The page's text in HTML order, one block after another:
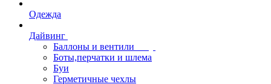
Одежда
Дайвинг
Баллоны и вентили
Боты,перчатки и шлема
Буи
Герметичные чехлы